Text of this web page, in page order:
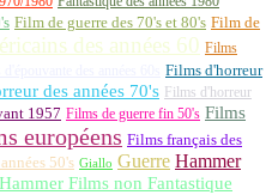
Film de guerre des 70's et 80's Film de
des années 60 Films
Films d'horreur
des années 70's Films d'horreur
1957 Films de guerre fin 50's Films
européens Films français des
50's Giallo Guerre Hammer
Hammer Films non Fantastique